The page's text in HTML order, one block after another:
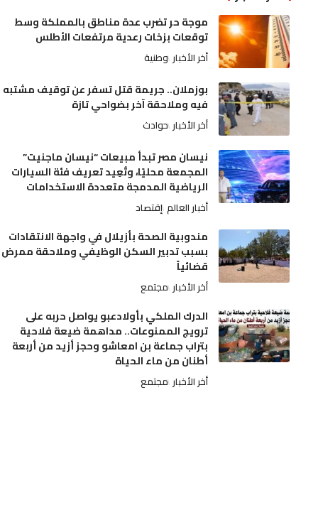
موجة حر تضرب عدة مناطق بالمملكة وسط
توقعات بزخات رعدية مرتفعات الأطلس
أخر الأخبار وطنية
بوزملان.. جريمة قتل تسفر عن توقيف مشتبه
فيه وملاحقة آخر بضواحي تازة
أخر الأخبار حوادث
نيسان مصر تبدأ مبيعات “نيسان ماجنيت”
المجمعة محليًا، وتُعِيد تعريف فئة السيارات
الرياضية المدمجة متعددة الاستخدامات
أخبار العالم إقتصاد
مندوبية الصحة بأزيلال في واجهة الانتقادات
بسبب تدبير السكن الوظيفي وملاحقة ممرض
قضائياً
أخر الأخبار مجتمع
الدرك الملكي بأولادعبو يواصل حربه على
ترويج الممنوعات.. مداهمة ضيعة فلاحية
بتراب جماعة بن امعاشو وحجز أزيد من أربعة
أطنان من ماء الحياة
أخر الأخبار مجتمع